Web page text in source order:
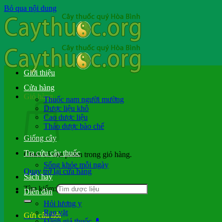
Bỏ qua nội dung
Giỏ hàng
Chưa có sản phẩm trong giỏ hàng.
Quay trở lại cửa hàng
Tìm kiếm:
Gửi câu hỏi
Giới thiệu
Cửa hàng
Thuốc nam người mường
Dược liệu khô
Cao dược liệu
Thảo dược bào chế
Giống cây
Tra cứu cây thuốc
Sống khỏe mỗi ngày
Sách hay
Diễn đàn
Hỏi lương y
Rao vặt